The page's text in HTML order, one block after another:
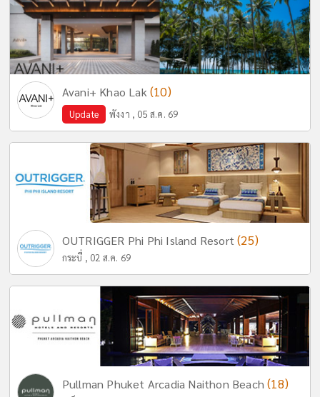
Avani+ Khao Lak (10)
Update พังงา , 05 ส.ค. 69
OUTRIGGER Phi Phi Island Resort(25)
กระบี่ , 02 ส.ค. 69
Pullman Phuket Arcadia Naithon Beach(18)